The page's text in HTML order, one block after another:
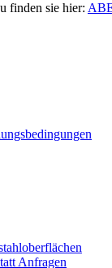
finden sie hier:
Anfragen